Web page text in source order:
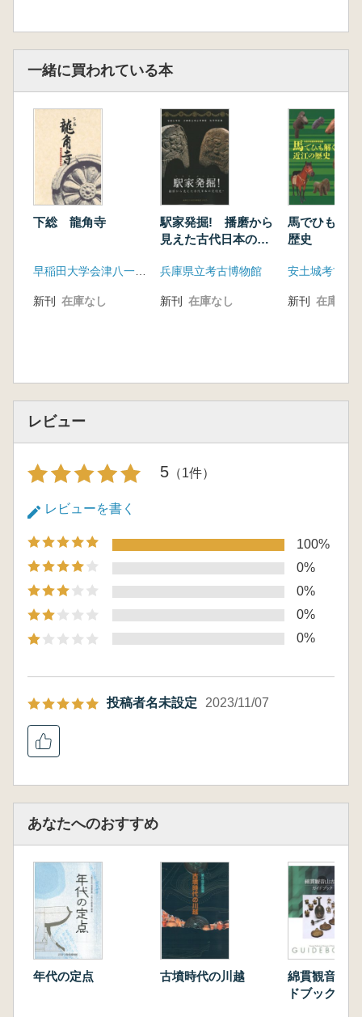
2 馬生産にみる古墳の階層構造
1 古墳の終焉とその後
2 各地に広がる古墳
(寄稿)墓と古墳
一緒に買われている本
下総 龍角寺
早稲田大学会津八一記念博物館
新刊 在庫なし
駅家発掘! 播磨から
見えた古代日本の交
兵庫県立考古博物館
新刊 在庫なし
馬でひも解
歴史
安土城考古博
新刊 在庫なし
レビュー
5 （1件）
レビューを書く
100%
0%
0%
0%
0%
投稿者名未設定 2023/11/07
あなたへのおすすめ
年代の定点 古墳時代の川越
綿貫観音山
ドブック